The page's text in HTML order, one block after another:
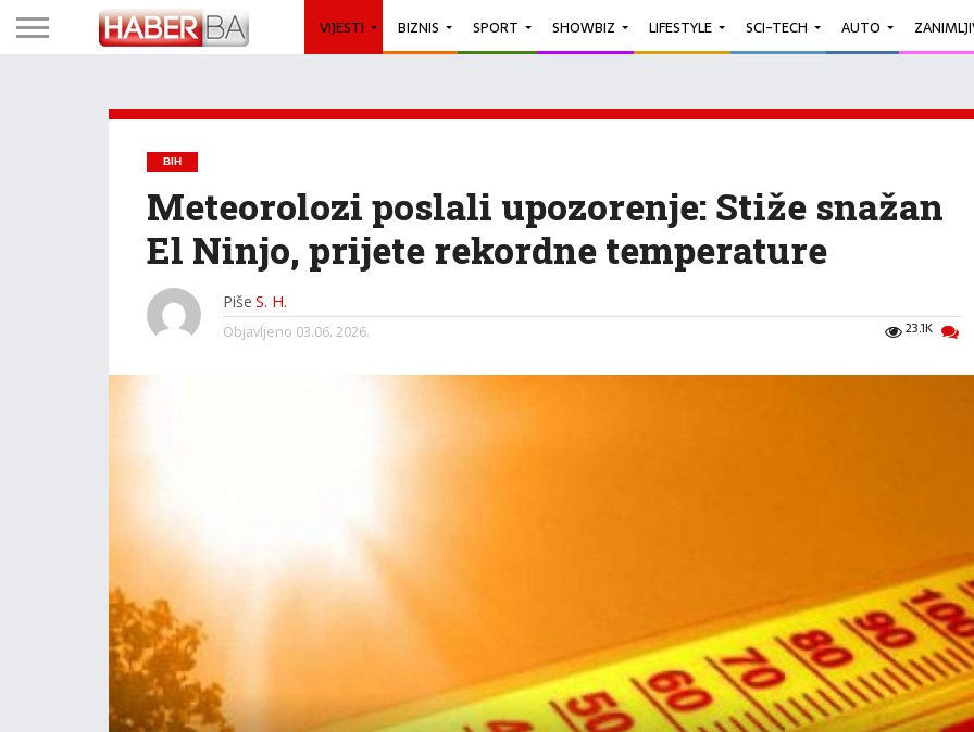
VIJESTI BIZNIS SPORT SHOWBIZ LIFESTYLE SCI-TECH AUTO
BIH
Meteorolozi poslali upozorenje: Stiže snažan
El Ninjo, prijete rekordne temperature
Piše S. H.
23.1K
Objavljeno 03.06. 2026.